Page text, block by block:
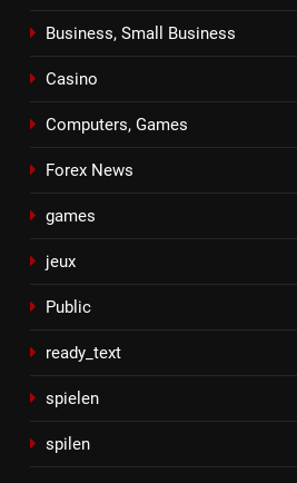
Business, Small Business
Casino
Computers, Games
Forex News
games
jeux
Public
ready_text
spielen
spilen